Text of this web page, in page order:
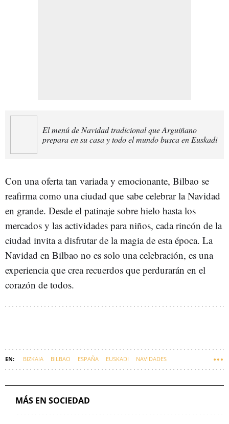
El menú de Navidad tradicional que Arguiñano
prepara en su casa y todo el mundo busca en Euskadi
Con una oferta tan variada y emocionante, Bilbao se
reafirma como una ciudad que sabe celebrar la Navidad
en grande. Desde el patinaje sobre hielo hasta los
mercados y las actividades para niños, cada rincón de la
ciudad invita a disfrutar de la magia de esta época. La
Navidad en Bilbao no es solo una celebración, es una
experiencia que crea recuerdos que perdurarán en el
corazón de todos.
BIZKAIA BILBAO ESPAÑA EUSKADI NAVIDADES
MÁS EN SOCIEDAD